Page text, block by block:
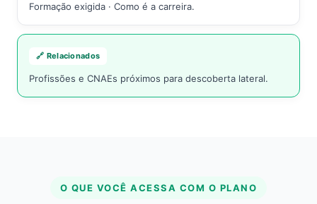
Formação exigida · Como é a carreira.
🔗 Relacionados
Profissões e CNAEs próximos para descoberta lateral.
O QUE VOCÊ ACESSA COM O PLANO